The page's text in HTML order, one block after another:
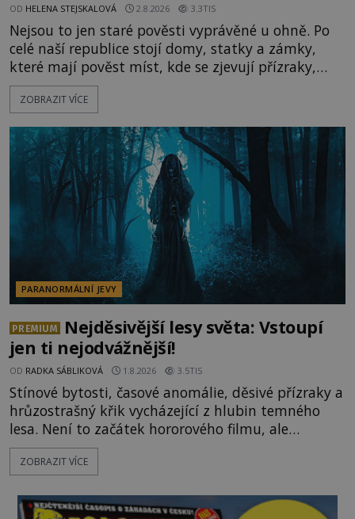
OD HELENA STEJSKALOVÁ 2.8.2026 3.3TIS
Nejsou to jen staré pověsti vyprávěné u ohně. Po
celé naší republice stojí domy, statky a zámky,
které mají pověst míst, kde se zjevují přízraky,
ozývají nevysvětlitelné zvuky nebo se dějí podivné
jevy. Zatímco historici většinou hledají racionální
lokality vykazují nápadně podobná svědectví po
celé generace. A právě tato opakující se svědectví
ZOBRAZIT VÍCE
PARANORMÁLNÍ JEVY
PREMIUM
Nejděsivější lesy světa: Vstoupí
jen ti nejodvážnější!
OD RADKA SÁBLIKOVÁ 1.8.2026 3.5TIS
Stínové bytosti, časové anomálie, děsivé přízraky a
hrůzostrašný křik vycházející z hlubin temného
lesa. Není to začátek hororového filmu, ale
události, které popisují návštěvníci lesů, které jsou
označovány jako nejděsivější na světě. Lidé bydlící
vyhýbají! Už jste o těchto lesích slyšeli? A odvážili
ZOBRAZIT VÍCE